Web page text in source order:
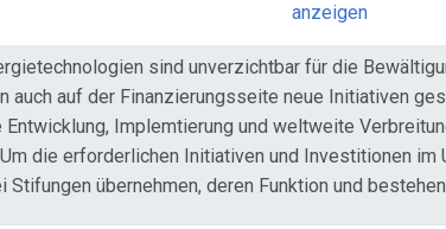
anzeigen
sind unverzichtbar für die
auf der Finanzierungsseite neue Initiativen
Implemtierung und weltweite
die erforderlichen Initiativen und Investitionen
Stifungen übernehmen, deren Funktion und